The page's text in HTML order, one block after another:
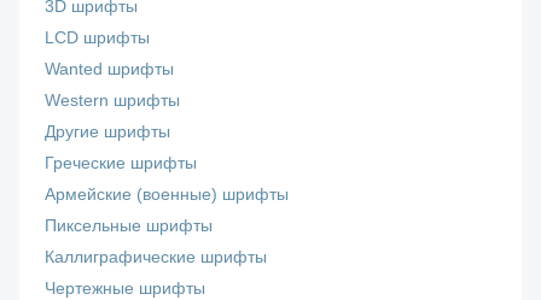
3D шрифты
LCD шрифты
Wanted шрифты
Western шрифты
Другие шрифты
Греческие шрифты
Армейские (военные) шрифты
Пиксельные шрифты
Каллиграфические шрифты
Чертежные шрифты